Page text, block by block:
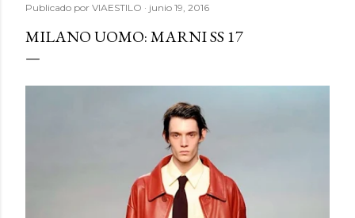
Publicado por VIAESTILO junio 19, 2016
MILANO UOMO: MARNI SS 17